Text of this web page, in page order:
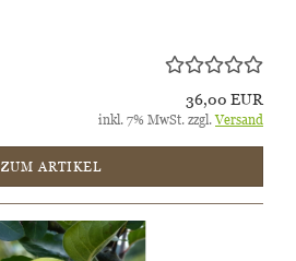
36,00 EUR
inkl. 7% MwSt. zzgl.Versand
ZUM ARTIKEL